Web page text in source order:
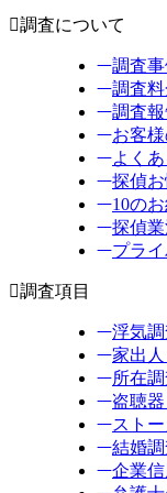
調査について
調査事
調査
調査
お客
よく
探偵
10の
探偵
プラ
調査項目
浮気調
家出
所在
盗聴
スト
結婚
企業